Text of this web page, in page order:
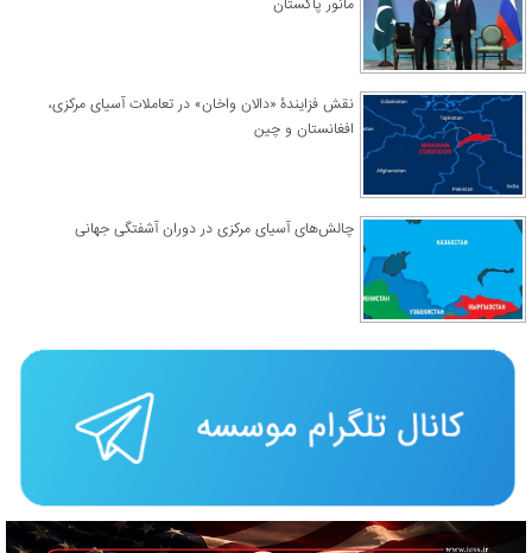
مانور پاکستان
نقش فزایندۀ «دالان واخان» در تعاملات آسیای مرکزی،
افغانستان و چین
چالش‌های آسیای مرکزی در دوران آشفتگی جهانی